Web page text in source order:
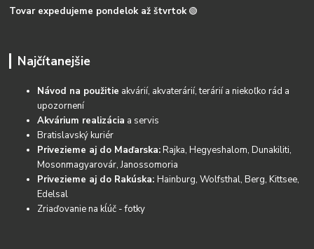
Tovar expedujeme pondelok až štvrtok 🟢
Najčítanejšie
Návod na použitie akvárií, akvaterárií, terárií a niekoľko rád a
upozornení
Akvárium realizácia a servis
Bratislavský kuriér
Privezieme aj do Maďarska:Rajka, Hegyeshalom, Dunakiliti,
Mosonmagyarovár, Janossomoria
Privezieme aj do Rakúska:Hainburg, Wolfsthal, Berg, Kittsee,
Edelsal
Zriaďovanie na kĺúč - fotky